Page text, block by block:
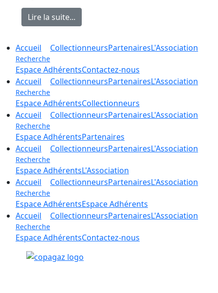
Lire la suite...
Accueil
Recherche
CollectionneursPartenairesL'Association
Espace AdhérentsContactez-nous
Accueil
Recherche
CollectionneursPartenairesL'Association
Espace AdhérentsCollectionneurs
Accueil
Recherche
CollectionneursPartenairesL'Association
Espace AdhérentsPartenaires
Accueil
Recherche
CollectionneursPartenairesL'Association
Espace AdhérentsL'Association
Accueil
Recherche
CollectionneursPartenairesL'Association
Espace AdhérentsEspace Adhérents
Accueil
Recherche
CollectionneursPartenairesL'Association
Espace AdhérentsContactez-nous